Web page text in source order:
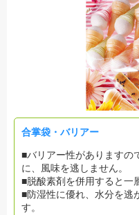
合掌袋・バリアー
■バリアー性がありますの
に、風味を逃しません。
■脱酸素剤を併用すると一
■防湿性に優れ、水分を逃
す。